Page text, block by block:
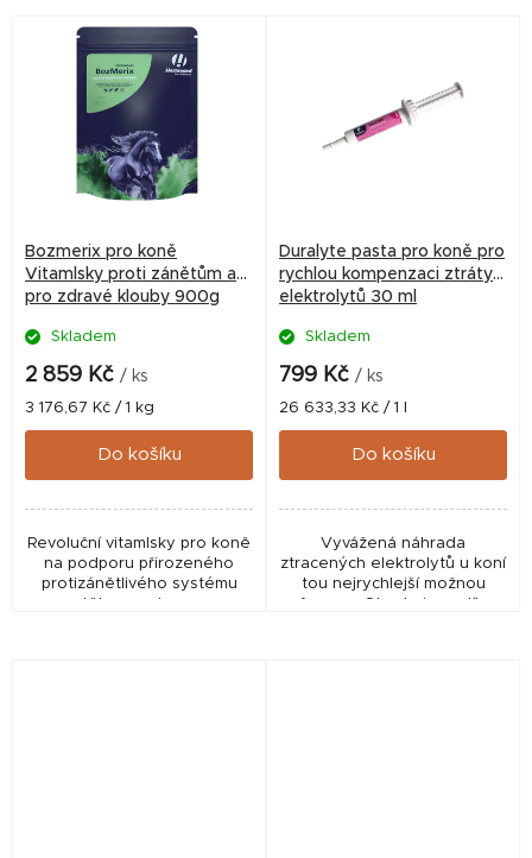
Bozmerix pro koně
Vitamlsky proti zánětům a
pro zdravé klouby 900g
Skladem
2 859 Kč / ks
Měrná
cena:
3 176,67 Kč / 1 kg
Do košíku
Revoluční vitamlsky pro koně
na podporu přirozeného
protizánětlivého systému
těla a podporu
Duralyte pasta pro koně pro
rychlou kompenzaci ztráty
elektrolytů 30 ml
Skladem
799 Kč / ks
Měrná
cena:
26 633,33 Kč / 1 l
Do košíku
Vyvážená náhrada
ztracených elektrolytů u koní
tou nejrychlejší možnou
formou. Obsahuje sodík,